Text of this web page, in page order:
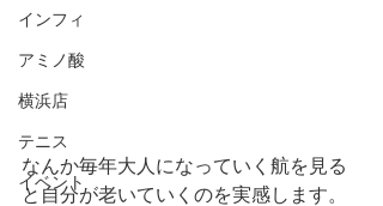
インフィ
アミノ酸
横浜店
テニス
イベント
なんか毎年大人になっていく航を見る
と自分が老いていくのを実感します。